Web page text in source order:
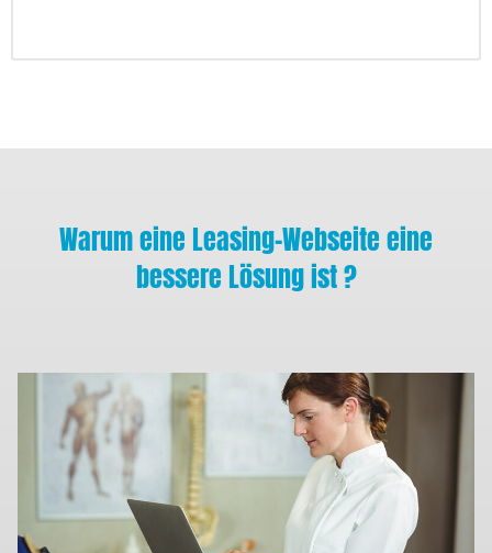
Warum eine Leasing-Webseite eine
bessere Lösung ist ?